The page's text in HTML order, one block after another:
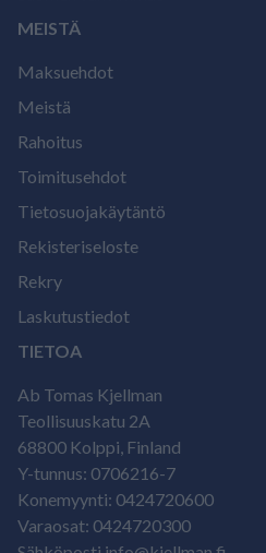
MEISTÄ
Maksuehdot
Meistä
Rahoitus
Toimitusehdot
Tietosuojakäytäntö
Rekisteriseloste
Rekry
Laskutustiedot
TIETOA
Ab Tomas Kjellman
Teollisuuskatu 2A
68800 Kolppi, Finland
Y-tunnus: 0706216-7
Konemyynti: 0424720600
Varaosat: 0424720300